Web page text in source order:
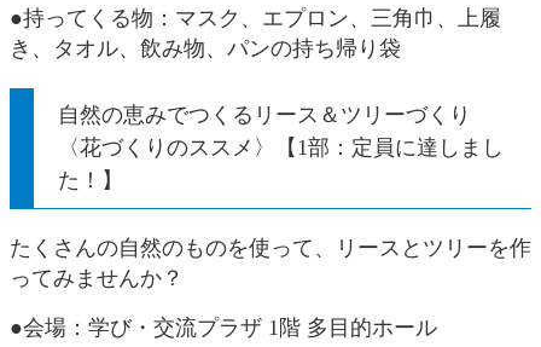
●持ってくる物：マスク、エプロン、三角巾、上履
き、タオル、飲み物、パンの持ち帰り袋
自然の恵みでつくるリース＆ツリーづくり
〈花づくりのススメ〉【1部：定員に達しまし
た！】
たくさんの自然のものを使って、リースとツリーを作
ってみませんか？
●会場：学び・交流プラザ 1階 多目的ホール